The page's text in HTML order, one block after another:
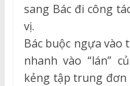
sang Bác đi công
vị.
Bác buộc ngựa vào
nhanh vào “lán”
kẻng tập trung đơn